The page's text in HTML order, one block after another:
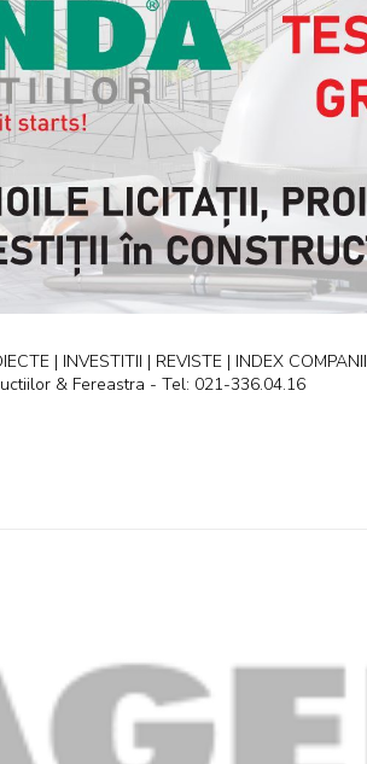
| INVESTITII | REVISTE | INDEX COMPANII
& Fereastra - Tel: 021-336.04.16